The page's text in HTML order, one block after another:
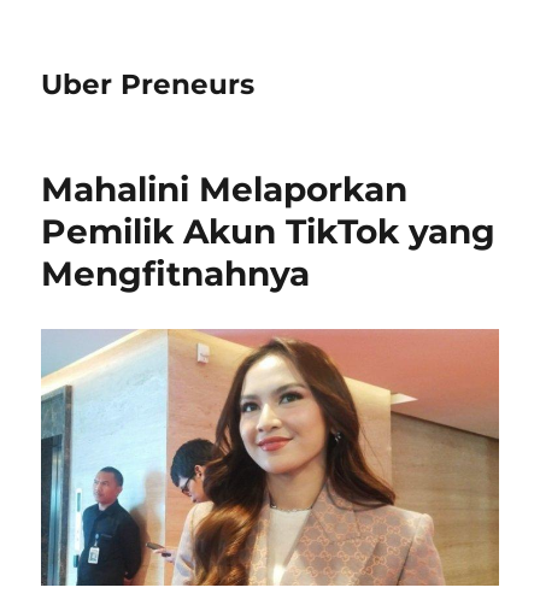
Uber Preneurs
Mahalini Melaporkan
Pemilik Akun TikTok yang
Mengfitnahnya